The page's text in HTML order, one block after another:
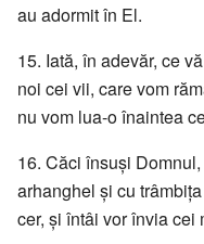
au adormit în El.
15. Iată, în adevăr, ce
noi cei vii, care vom
nu vom lua-o înaintea
16. Căci însuşi
arhanghel şi cu
cer, şi întâi vor învia cei